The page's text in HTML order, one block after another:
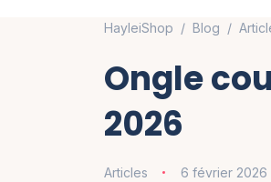
HayleiShop Blog
Ongle
2026
Articles 6 février 2026